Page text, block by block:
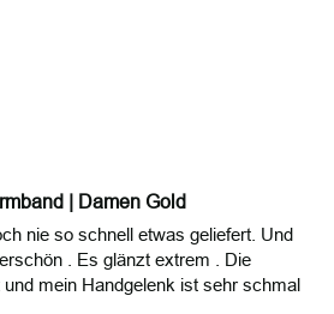
| Damen Gold
nie so schnell etwas geliefert. Und
. Es glänzt extrem . Die
mein Handgelenk ist sehr schmal